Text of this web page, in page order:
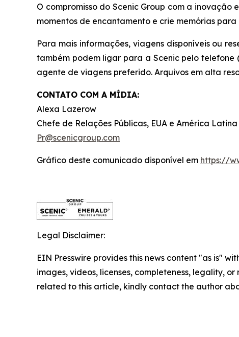
O compromisso do Scenic Group com a
momentos de encantamento e crie memórias
Para mais informações, viagens disponíveis ou
também podem ligar para a Scenic pelo telefone
agente de viagens preferido. Arquivos em alta
CONTATO COM A MÍDIA:
Alexa Lazerow
Chefe de Relações Públicas, EUA e América
Pr@scenicgroup.com
Gráfico deste comunicado disponível em https://
Legal Disclaimer:
EIN Presswire provides this news content "as is"
images, videos, licenses, completeness, legality,
related to this article, kindly contact the author